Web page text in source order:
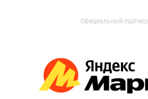
Официальный партнер